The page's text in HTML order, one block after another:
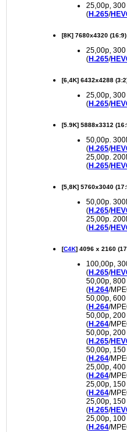
25,00p, 300
(H.265/
[8K] 7680x4320 (16:9)
25,00p, 300
(H.265/
[6,4K] 6432x4288
25,00p, 300
(H.265/
[5.9K] 5888x3312
50,00p.
(H.265/
25,00p.
(H.265/
[5,8K] 5760x3040
50,00p.
(H.265/
25,00p.
(H.265/
[C4K] 4096 x 2160
100,00p,
(H.265/
50,00p, 800
(H.264/
50,00p, 600
(H.264/
50,00p, 200
(H.264/
50,00p, 200
(H.265/
50,00p, 150
(H.264/
25,00p, 400
(H.264/
25,00p, 150
(H.264/
25,00p, 150
(H.265/
25,00p, 100
(H.264/